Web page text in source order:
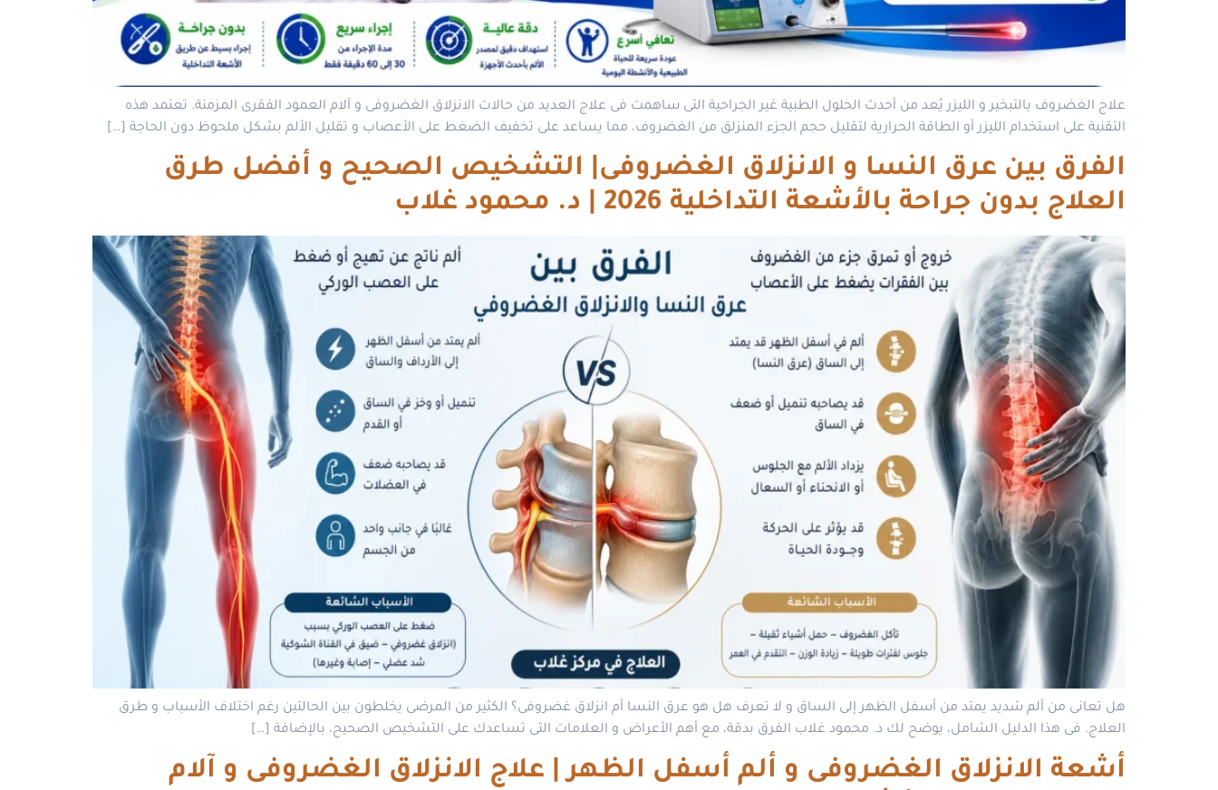
علاج الغضروف بالتبخير و الليزر يُعد من أحدث الحلول الطبية غير الجراحية التى ساهمت فى علاج العديد من حالات الانزلاق الغضروفى و آلام العمود الفقرى المزمنة. تعتمد هذه
التقنية على استخدام الليزر أو الطاقة الحرارية لتقليل حجم الجزء المنزلق من الغضروف، مما يساعد على تخفيف الضغط على الأعصاب و تقليل الألم بشكل ملحوظ دون الحاجة […]
الفرق بين عرق النسا و الانزلاق الغضروفى| التشخيص الصحيح و أفضل طرق
العلاج بدون جراحة بالأشعة التداخلية 2026 | د. محمود غلاب
هل تعانى من ألم شديد يمتد من أسفل الظهر إلى الساق و لا تعرف هل هو عرق النسا أم انزلاق غضروفى؟ الكثير من المرضى يخلطون بين الحالتين رغم اختلاف الأسباب و طرق
العلاج. فى هذا الدليل الشامل، يوضح لك د. محمود غلاب الفرق بدقة، مع أهم الأعراض و العلامات التى تساعدك على التشخيص الصحيح، بالإضافة […]
أشعة الانزلاق الغضروفى و ألم أسفل الظهر | علاج الانزلاق الغضروفى و آلام